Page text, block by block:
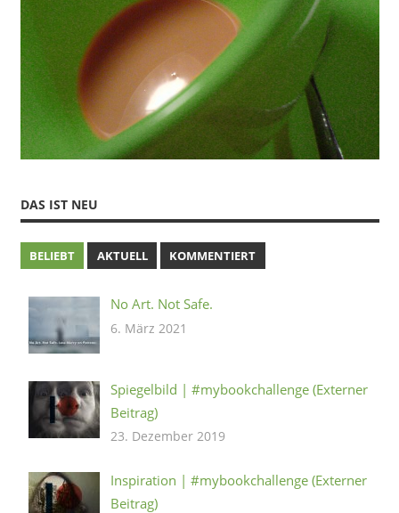
DAS IST NEU
BELIEBT AKTUELL KOMMENTIERT
No Art. Not Safe.
6. März 2021
Spiegelbild | #mybookchallenge (Externer
Beitrag)
23. Dezember 2019
Inspiration | #mybookchallenge (Externer
Beitrag)